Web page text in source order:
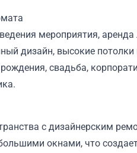
мероприятия,
дизайн, высокие
свадьба,
с дизайнерским
окнами, что